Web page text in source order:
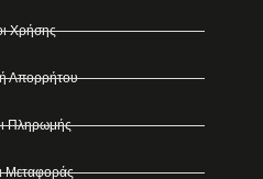
Χρήσης
Απορρήτου
Πληρωμής
Μεταφοράς